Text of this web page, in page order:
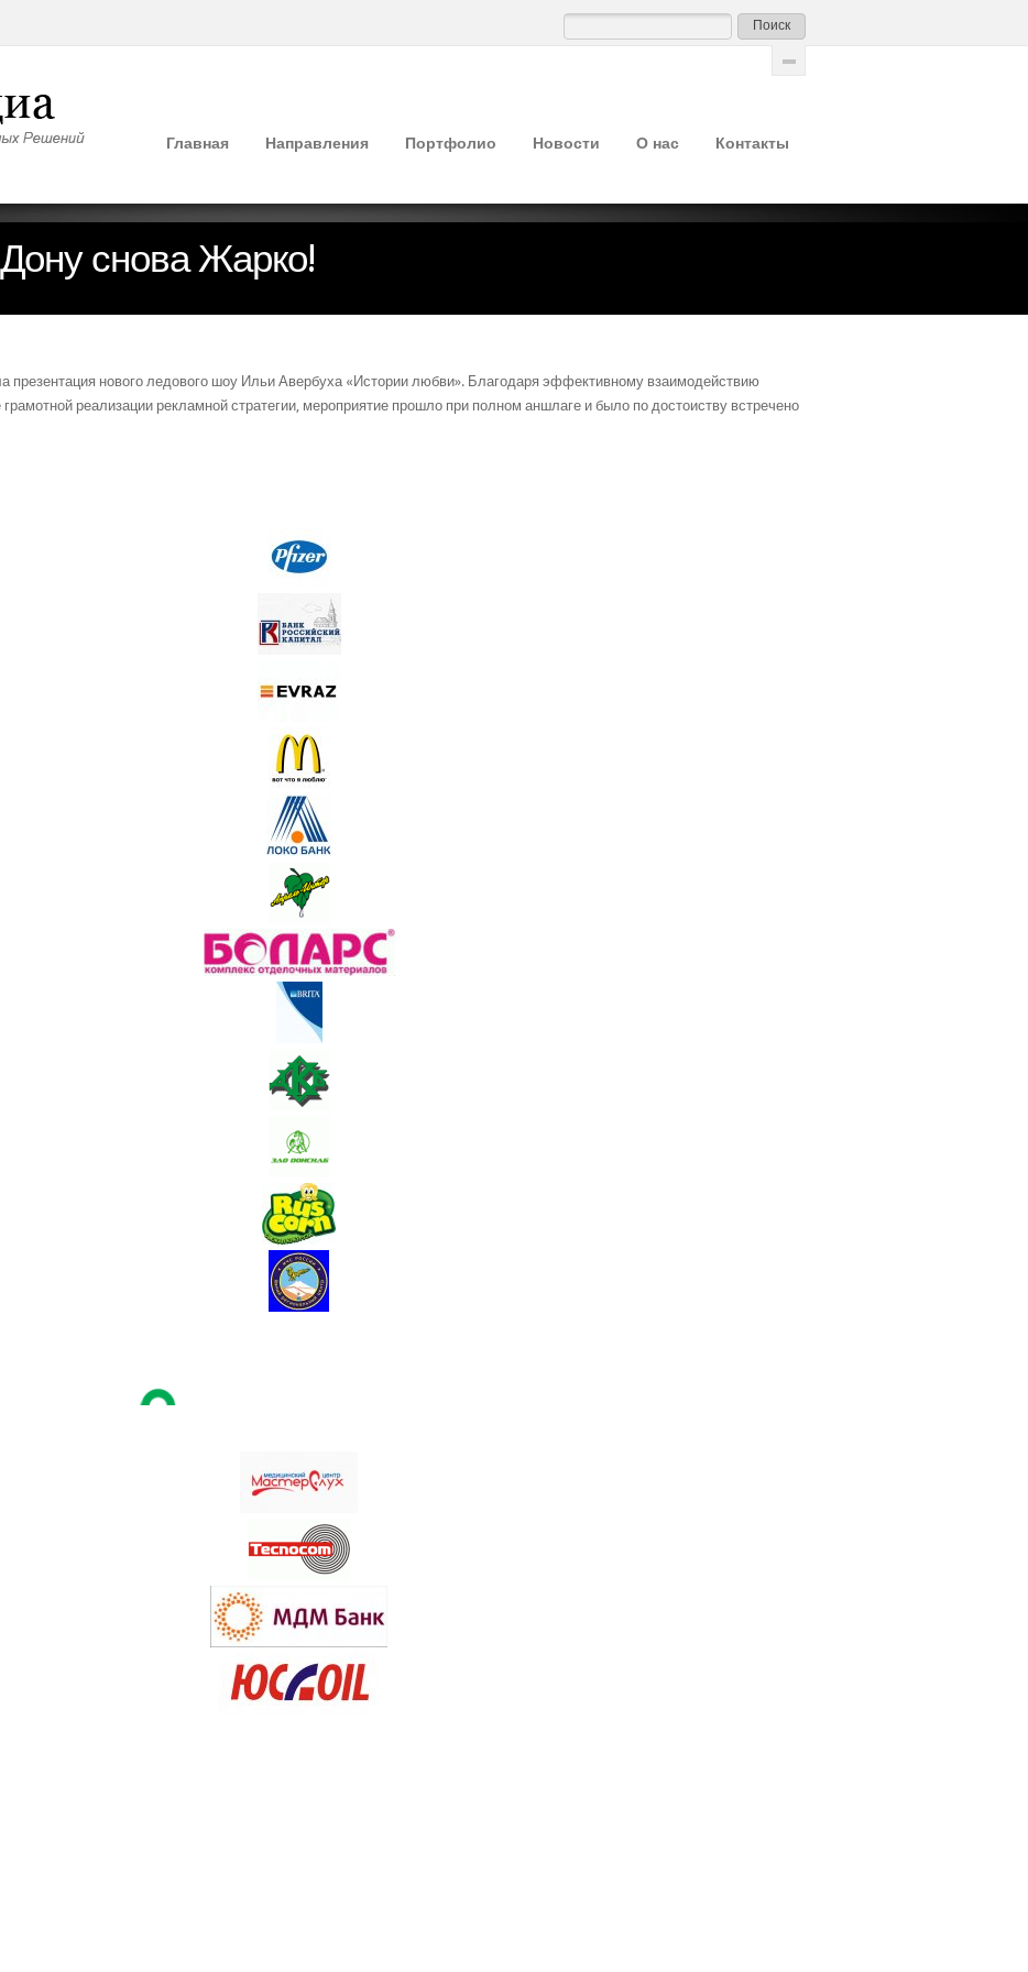
Главная Направления Портфолио Новости О нас Контакты
снова Жарко!
презентация нового ледового шоу Ильи Авербуха «Истории любви». Благодаря эффективному взаимодействию
грамотной реализации рекламной стратегии, мероприятие прошло при полном аншлаге и было по достоиству встречено